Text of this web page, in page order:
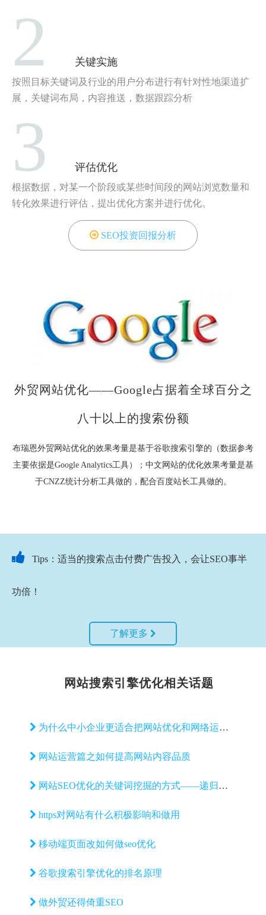
2 关键实施
按照目标关键词及行业的用户分布进行有针对性地渠道扩
展，关键词布局，内容推送，数据跟踪分析
3 评估优化
根据数据，对某一个阶段或某些时间段的网站浏览数量和
转化效果进行评估，提出优化方案并进行优化。
SEO投资回报分析
外贸网站优化——Google占据着全球百分之
八十以上的搜索份额
布瑞恩外贸网站优化的效果考量是基于谷歌搜索引擎的（数据参考
主要依据是Google Analytics工具）；中文网站的优化效果考量是基
于CNZZ统计分析工具做的，配合百度站长工具做的。
 Tips：适当的搜索点击付费广告投入，会让SEO事半
功倍！
了解更多
网站搜索引擎优化相关话题
为什么中小企业更适合把网站优化和网络运营交给第三方？
网站运营篇之如何提高网站内容品质
网站SEO优化的关键词挖掘的方式——递归挖掘
https对网站有什么积极影响和做用
移动端页面改如何做seo优化
谷歌搜索引擎优化的排名原理
做外贸还得倚重SEO